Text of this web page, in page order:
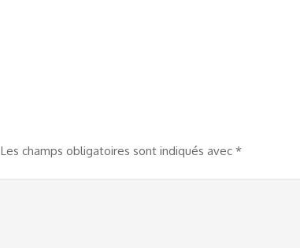
Les champs obligatoires sont indiqués avec *